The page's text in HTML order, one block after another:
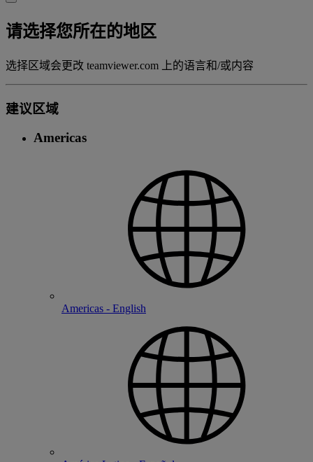
请选择您所在的地区
选择区域会更改 teamviewer.com 上的语言和/或内容
建议区域
Americas
Americas - English